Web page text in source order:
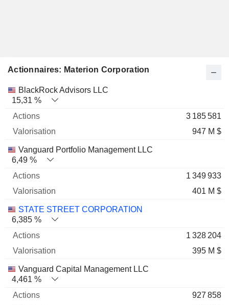
Actionnaires: Materion Corporation
Nom Actions % Valorisation
BlackRock Advisors LLC
15,31 %
3 185 581
947 M $
Vanguard Portfolio Management LLC
6,49 %
1 349 933
401 M $
STATE STREET CORPORATION
6,385 %
1 328 204
395 M $
Vanguard Capital Management LLC
4,461 %
927 858